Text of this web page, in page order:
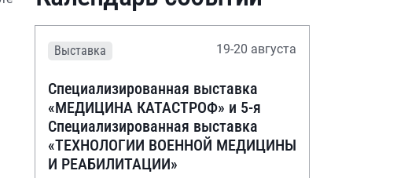
Выставка 19-20 августа
Специализированная выставка
«МЕДИЦИНА КАТАСТРОФ» и 5-я
Специализированная выставка
«ТЕХНОЛОГИИ ВОЕННОЙ МЕДИЦИНЫ
И РЕАБИЛИТАЦИИ»